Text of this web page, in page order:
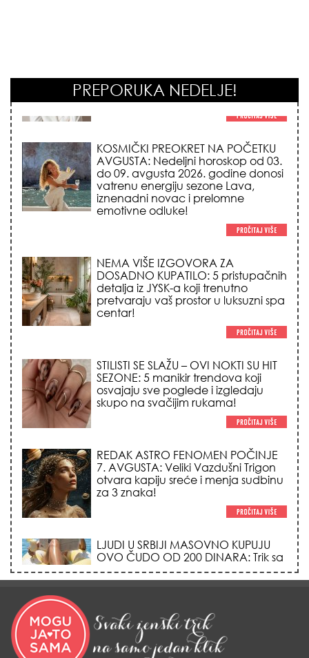
PREPORUKA NEDELJE!
AVGUSTA: Nedeljni horoskop od 03.
do 09. avgusta 2026. godine donosi
vatrenu energiju sezone Lava,
iznenadni novac i prelomne
emotivne odluke!
DOSADNO KUPATILO: 5 pristupačnih
detalja iz JYSK-a koji trenutno
pretvaraju vaš prostor u luksuzni spa
centar!
SEZONE: 5 manikir trendova koji
osvajaju sve poglede i izgledaju
skupo na svačijim rukama!
7. AVGUSTA: Veliki Vazdušni Trigon
otvara kapiju sreće i menja sudbinu
za 3 znaka!
OVO ČUDO OD 200 DINARA: Trik sa
peškirom i ledom koji rashlađuje stan
na +35 za 10 minuta (BEZ KLIME)!
DATUMI KOJI MENJAJU SUDBINU:
Ošišajte se OVIH dana u mesecu
ako želite da vam kosa raste kao iz